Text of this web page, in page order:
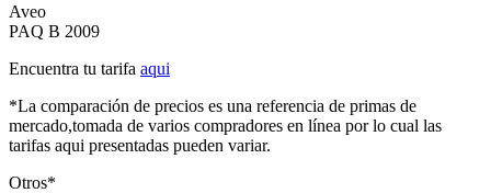
Aveo
PAQ B 2009
Encuentra tu tarifa aqui
*La comparación de precios es una referencia de primas de
mercado,tomada de varios compradores en línea por lo cual las
tarifas aqui presentadas pueden variar.
Otros*